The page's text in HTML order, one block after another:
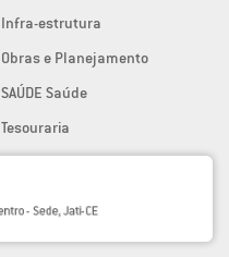
Infra-estrutura
Obras e Planejamento
SAÚDE Saúde
Tesouraria